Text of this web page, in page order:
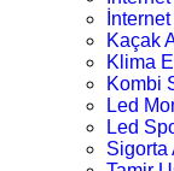
Kaçak
Klima
Kombi
Led
Led
Sigorta